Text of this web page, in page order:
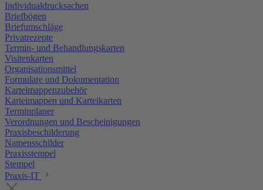
Individualdrucksachen
Briefbögen
Briefumschläge
Privatrezepte
Termin- und Behandlungskarten
Visitenkarten
Organisationsmittel
Formulare und Dokumentation
Karteimappenzubehör
Karteimappen und Karteikarten
Terminplaner
Verordnungen und Bescheinigungen
Praxisbeschilderung
Namensschilder
Praxisstempel
Stempel
Praxis-IT